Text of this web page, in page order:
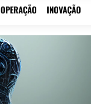
OPERAÇÃO INOVAÇÃO